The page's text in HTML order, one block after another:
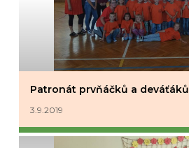
Patronát prvňáčků a deváťáků
3.9.2019